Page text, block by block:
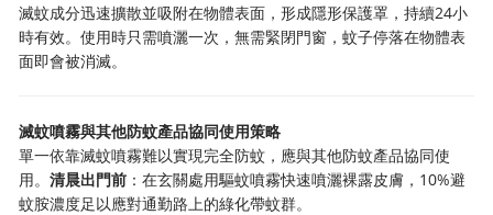
滅蚊成分迅速擴散並吸附在物體表面，形成隱形保護罩，持續24小
時有效。使用時只需噴灑一次，無需緊閉門窗，蚊子停落在物體表
面即會被消滅。
滅蚊噴霧與其他防蚊產品協同使用策略
單一依靠滅蚊噴霧難以實現完全防蚊，應與其他防蚊產品協同使
用。清晨出門前 ：在玄關處用驅蚊噴霧快速噴灑裸露皮膚，10%避
蚊胺濃度足以應對通勤路上的綠化帶蚊群。